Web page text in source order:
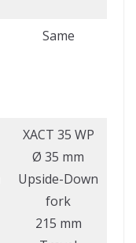
Same
XACT 35 WP
Ø 35 mm
Upside-Down
fork
215 mm